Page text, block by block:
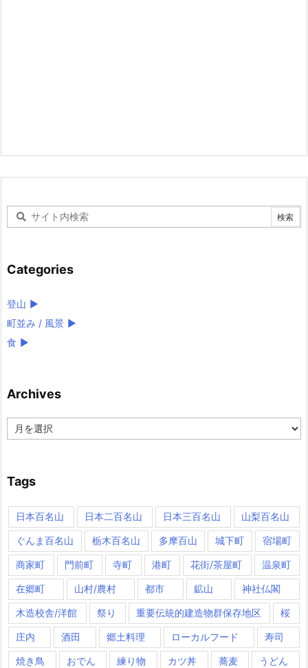
Categories
登山 ►
町並み / 風景 ►
食 ►
Archives
Archives
Tags
日本百名山 日本二百名山 日本三百名山 山梨百名山
ぐんま百名山 栃木百名山 多摩百山 城下町 宿場町
商家町 門前町 寺町 港町 花街/茶屋町 温泉町
在郷町 山村/農村 都市 鉱山 神社仏閣
木造校舎/洋館 祭り 重要伝統的建造物群保存地区 桜
庄内 酒田 郷土料理 ローカルフード 寿司
焼き鳥 おでん 練り物 カツ丼 蕎麦 うどん